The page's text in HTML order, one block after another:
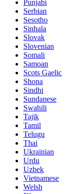
Punjabi
Serbian
Sesotho
Sinhala
Slovak
Slovenian
Somali
Samoan
Scots Gaelic
Shona
Sindhi
Sundanese
Swahili
Tajik
Tamil
Telugu
Thai
Ukrainian
Urdu
Uzbek
Vietnamese
Welsh